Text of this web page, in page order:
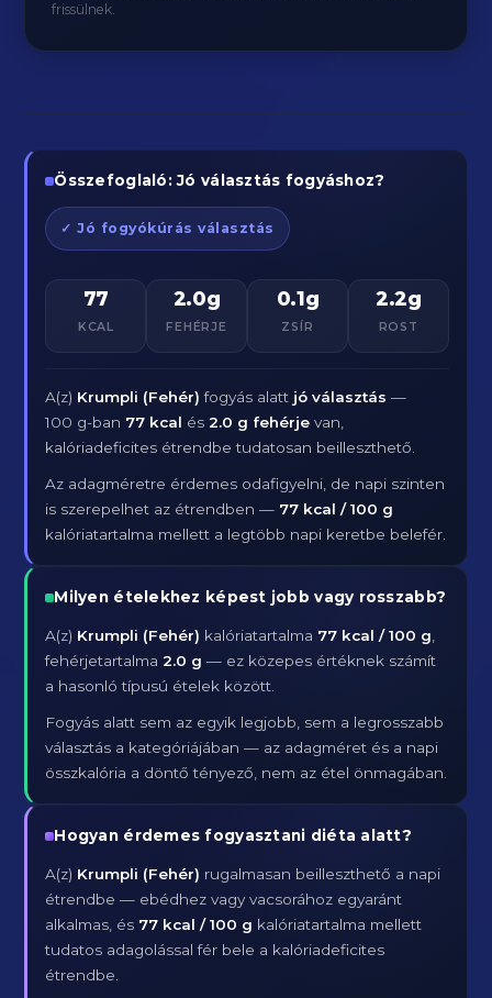
frissülnek.
Összefoglaló: Jó választás fogyáshoz?
✓ Jó fogyókúrás választás
77
KCAL
2.0g
FEHÉRJE
0.1g
ZSÍR
2.2g
ROST
A(z) Krumpli (Fehér) fogyás alatt jó választás —
100 g-ban 77 kcal és2.0 g fehérje van,
kalóriadeficites étrendbe tudatosan beilleszthető.
Az adagméretre érdemes odafigyelni, de napi szinten
is szerepelhet az étrendben — 77 kcal / 100 g
kalóriatartalma mellett a legtöbb napi keretbe belefér.
Milyen ételekhez képest jobb vagy rosszabb?
A(z) Krumpli (Fehér) kalóriatartalma 77 kcal / 100 g
fehérjetartalma2.0 g — ez közepes értéknek számít
a hasonló típusú ételek között.
Fogyás alatt sem az egyik legjobb, sem a legrosszabb
választás a kategóriájában — az adagméret és a napi
összkalória a döntő tényező, nem az étel önmagában.
Hogyan érdemes fogyasztani diéta alatt?
A(z) Krumpli (Fehér) rugalmasan beilleszthető a napi
étrendbe — ebédhez vagy vacsorához egyaránt
alkalmas, és 77 kcal / 100 g kalóriatartalma mellett
tudatos adagolással fér bele a kalóriadeficites
étrendbe.